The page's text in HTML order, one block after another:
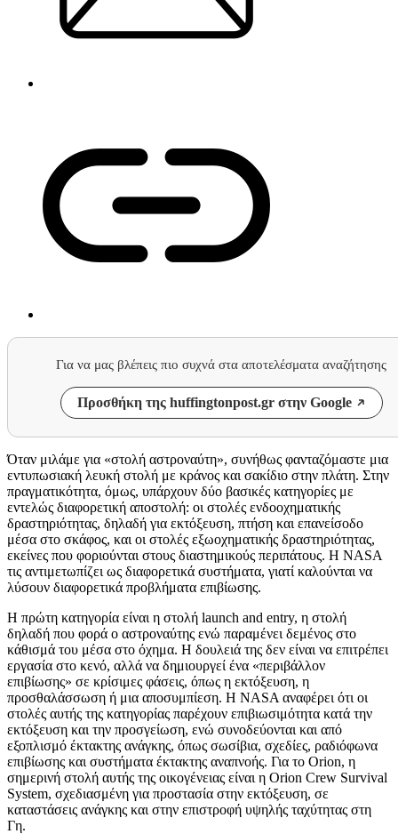
Για να μας βλέπεις πιο συχνά στα αποτελέσματα αναζήτησης
Προσθήκη της huffingtonpost.gr στην Google
Όταν μιλάμε για «στολή αστροναύτη», συνήθως φανταζόμαστε μια
εντυπωσιακή λευκή στολή με κράνος και σακίδιο στην πλάτη. Στην
πραγματικότητα, όμως, υπάρχουν δύο βασικές κατηγορίες με
εντελώς διαφορετική αποστολή: οι στολές ενδοοχηματικής
δραστηριότητας, δηλαδή για εκτόξευση, πτήση και επανείσοδο
μέσα στο σκάφος, και οι στολές εξωοχηματικής δραστηριότητας,
εκείνες που φοριούνται στους διαστημικούς περιπάτους. Η NASA
τις αντιμετωπίζει ως διαφορετικά συστήματα, γιατί καλούνται να
λύσουν διαφορετικά προβλήματα επιβίωσης.
Η πρώτη κατηγορία είναι η στολή launch and entry, η στολή
δηλαδή που φορά ο αστροναύτης ενώ παραμένει δεμένος στο
κάθισμά του μέσα στο όχημα. Η δουλειά της δεν είναι να επιτρέπει
εργασία στο κενό, αλλά να δημιουργεί ένα «περιβάλλον
επιβίωσης» σε κρίσιμες φάσεις, όπως η εκτόξευση, η
προσθαλάσσωση ή μια αποσυμπίεση. Η NASA αναφέρει ότι οι
στολές αυτής της κατηγορίας παρέχουν επιβιωσιμότητα κατά την
εκτόξευση και την προσγείωση, ενώ συνοδεύονται και από
εξοπλισμό έκτακτης ανάγκης, όπως σωσίβια, σχεδίες, ραδιόφωνα
επιβίωσης και συστήματα έκτακτης αναπνοής. Για το Orion, η
σημερινή στολή αυτής της οικογένειας είναι η Orion Crew Survival
System, σχεδιασμένη για προστασία στην εκτόξευση, σε
καταστάσεις ανάγκης και στην επιστροφή υψηλής ταχύτητας στη
Γη.